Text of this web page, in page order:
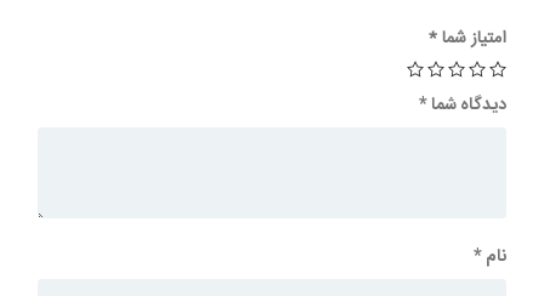
امتیاز شما*
دیدگاه شما*
نام*